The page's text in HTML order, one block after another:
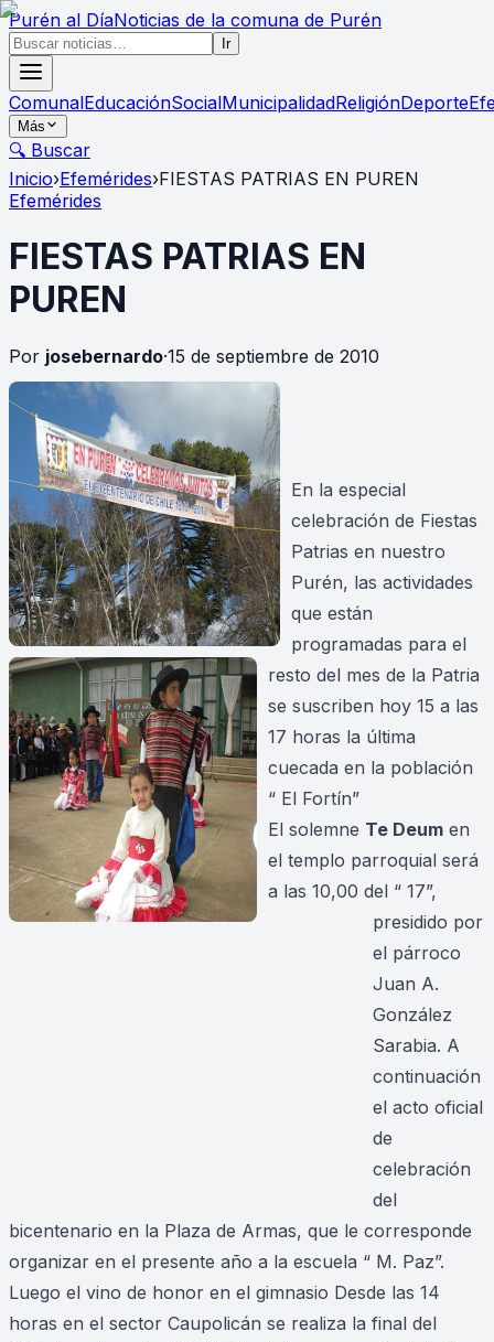
Purén al DíaNoticias de la comuna de Purén
Ir
ComunalEducaciónSocialMunicipalidadReligiónDeporte
Más
🔍 Buscar
Inicio›Efemérides›FIESTAS PATRIAS EN PUREN
Efemérides
FIESTAS PATRIAS EN
PUREN
Por josebernardo·15 de septiembre de 2010
En la especial
celebración de Fiestas
Patrias en nuestro
Purén, las actividades
que están
programadas para el
resto del mes de la Patria
se suscriben hoy 15 a las
17 horas la última
cuecada en la población
“ El Fortín”
El solemne Te Deum en
el templo parroquial será
a las 10,00 del “ 17”,
presidido por
el párroco
Juan A.
González
Sarabia. A
continuación
el acto oficial
de
celebración
del
bicentenario en la Plaza de Armas, que le corresponde
organizar en el presente año a la escuela “ M. Paz”.
Luego el vino de honor en el gimnasio Desde las 14
horas en el sector Caupolicán se realiza la final del